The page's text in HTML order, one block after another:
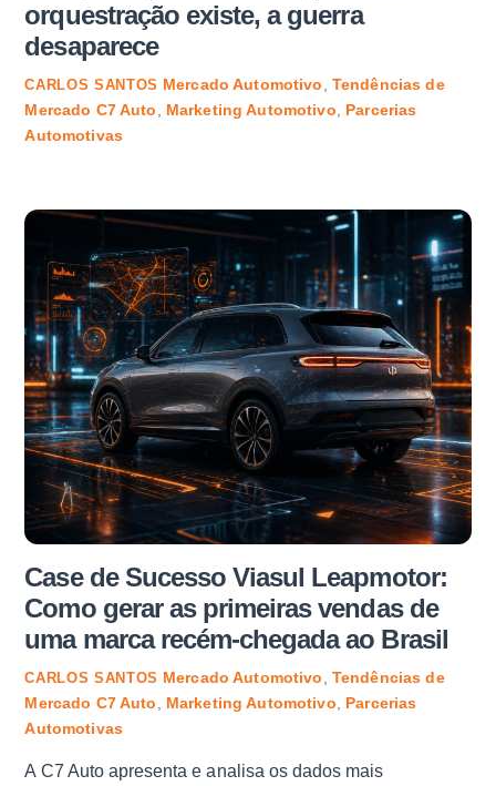
orquestração existe, a guerra
desaparece
CARLOS SANTOS Mercado Automotivo
Tendências de
Mercado C7 Auto Marketing Automotivo
Parcerias
Automotivas
Case de Sucesso Viasul Leapmotor:
Como gerar as primeiras vendas de
uma marca recém-chegada ao Brasil
CARLOS SANTOS Mercado Automotivo, Tendências de
Mercado C7 Auto, Marketing Automotivo, Parcerias
Automotivas
A C7 Auto apresenta e analisa os dados mais